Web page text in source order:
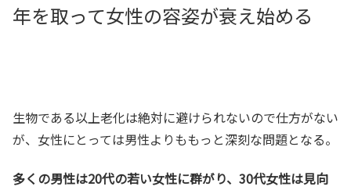
年を取って女性の容姿が衰え始める
生物である以上老化は絶対に避けられないので仕方がない
が、女性にとっては男性よりももっと深刻な問題となる。
多くの男性は20代の若い女性に群がり、30代女性は見向